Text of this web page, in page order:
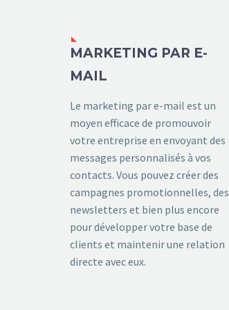
MARKETING PAR E-
MAIL
Le marketing par e-mail est un
moyen efficace de promouvoir
votre entreprise en envoyant des
messages personnalisés à vos
contacts. Vous pouvez créer des
campagnes promotionnelles, des
newsletters et bien plus encore
pour développer votre base de
clients et maintenir une relation
directe avec eux.